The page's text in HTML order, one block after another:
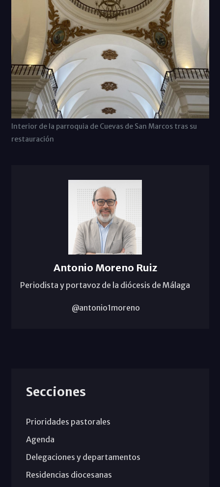
Interior de la parroquia de Cuevas de San Marcos tras su
restauración
Antonio Moreno Ruiz
Periodista y portavoz de la diócesis de Málaga
@antonio1moreno
Secciones
Prioridades pastorales
Agenda
Delegaciones y departamentos
Residencias diocesanas